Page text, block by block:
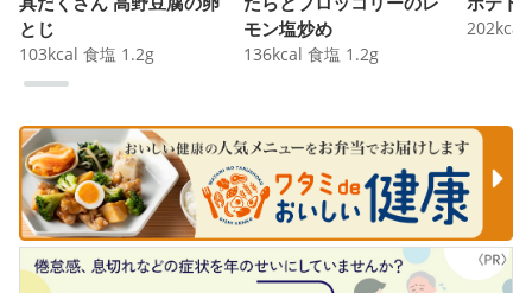
とじ
103kcal 食塩 1.2g
モン塩炒め
136kcal 食塩 1.2g
202kcal